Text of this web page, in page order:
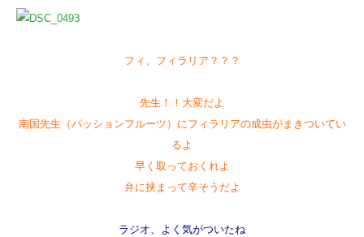
フィ、フィラリア？？？
先生！！大変だよ
南国先生（パッションフルーツ）にフィラリアの成虫がまきついてい
るよ
早く取っておくれよ
弁に挟まって辛そうだよ
ラジオ、よく気がついたね